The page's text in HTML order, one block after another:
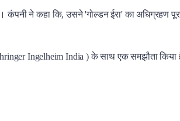
ने कहा कि, उसने 'गोल्डन ईरा' का अधिग्रहण
Ingelheim India ) के साथ एक समझौता किया